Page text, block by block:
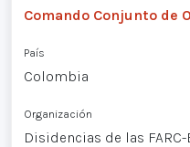
Comando Conjunto de
País
Colombia
Organización
Disidencias de las FARC-